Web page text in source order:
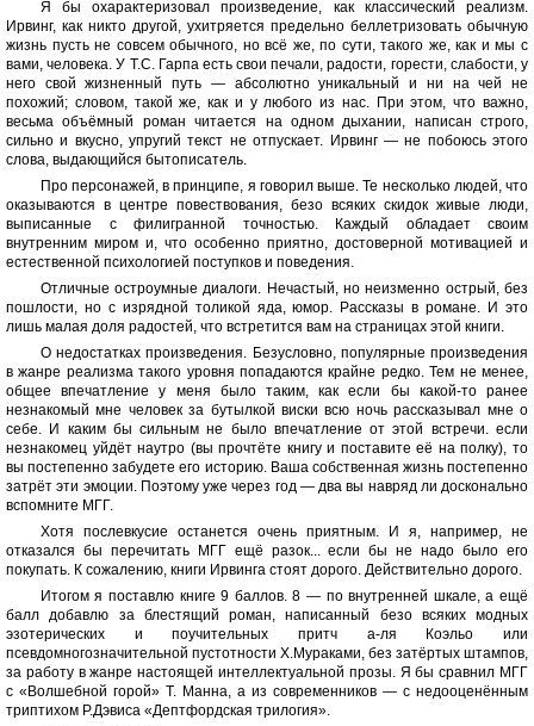
Я бы охарактеризовал произведение, как классический реализм.
Ирвинг, как никто другой, ухитряется предельно беллетризовать обычную
жизнь пусть не совсем обычного, но всё же, по сути, такого же, как и мы с
вами, человека. У Т.С. Гарпа есть свои печали, радости, горести, слабости, у
него свой жизненный путь — абсолютно уникальный и ни на чей не
похожий; словом, такой же, как и у любого из нас. При этом, что важно,
весьма объёмный роман читается на одном дыхании, написан строго,
сильно и вкусно, упругий текст не отпускает. Ирвинг — не побоюсь этого
слова, выдающийся бытописатель.
Про персонажей, в принципе, я говорил выше. Те несколько людей, что
оказываются в центре повествования, безо всяких скидок живые люди,
выписанные с филигранной точностью. Каждый обладает своим
внутренним миром и, что особенно приятно, достоверной мотивацией и
естественной психологией поступков и поведения.
Отличные остроумные диалоги. Нечастый, но неизменно острый, без
пошлости, но с изрядной толикой яда, юмор. Рассказы в романе. И это
лишь малая доля радостей, что встретится вам на страницах этой книги.
О недостатках произведения. Безусловно, популярные произведения
в жанре реализма такого уровня попадаются крайне редко. Тем не менее,
общее впечатление у меня было таким, как если бы какой-то ранее
незнакомый мне человек за бутылкой виски всю ночь рассказывал мне о
себе. И каким бы сильным не было впечатление от этой встречи. если
незнакомец уйдёт наутро (вы прочтёте книгу и поставите её на полку), то
вы постепенно забудете его историю. Ваша собственная жизнь постепенно
затрёт эти эмоции. Поэтому уже через год — два вы навряд ли досконально
вспомните МГГ.
Хотя послевкусие останется очень приятным. И я, например, не
отказался бы перечитать МГГ ещё разок... если бы не надо было его
покупать. К сожалению, книги Ирвинга стоят дорого. Действительно дорого.
Итогом я поставлю книге 9 баллов. 8 — по внутренней шкале, а ещё
балл добавлю за блестящий роман, написанный безо всяких модных
эзотерических и поучительных притч а-ля Коэльо или
псевдомногозначительной пустотности Х.Мураками, без затёртых штампов,
за работу в жанре настоящей интеллектуальной прозы. Я бы сравнил МГГ
с «Волшебной горой» Т. Манна, а из современников — с недооценённым
триптихом Р.Дэвиса «Дептфордская трилогия».